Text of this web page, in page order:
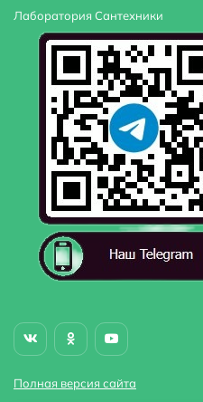
Лаборатория Сантехники
Полная версия сайта